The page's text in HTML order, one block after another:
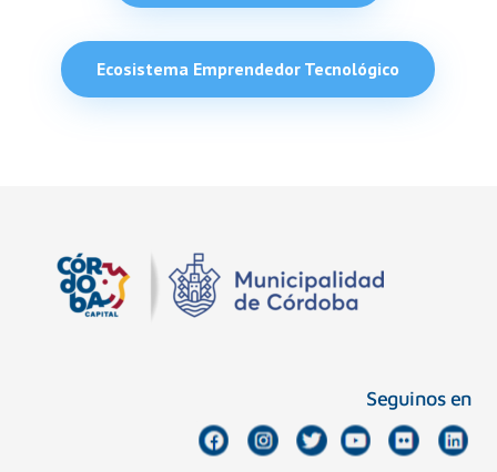
Ecosistema Emprendedor Tecnológico
Seguinos en